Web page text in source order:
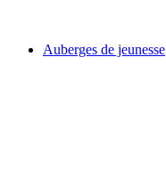
Auberges de jeunesse